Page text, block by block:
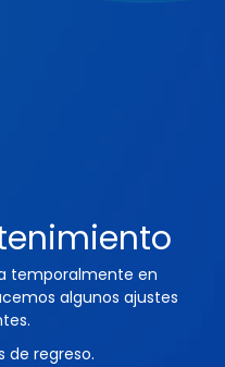
temporalmente en
algunos ajustes
de regreso.